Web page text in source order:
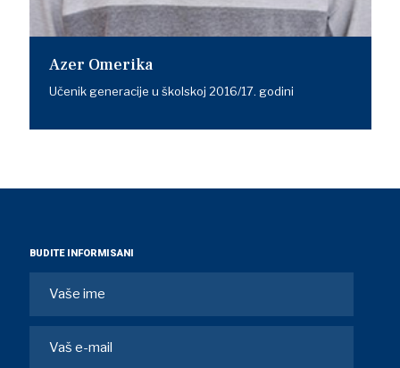
Azer Omerika
Učenik generacije u školskoj 2016/17. godini
BUDITE INFORMISANI